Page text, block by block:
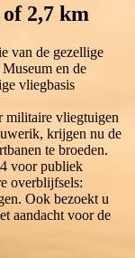
2,7 km
van de gezellige
en de
vliegbasis
militaire vliegtuigen
krijgen nu de
te broeden.
voor publiek
overblijfsels:
Ook bezoekt u
aandacht voor de